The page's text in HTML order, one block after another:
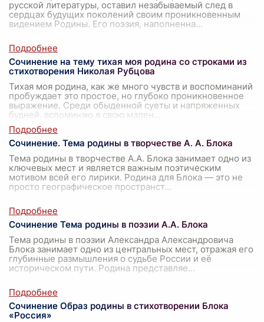
русской литературы, оставил незабываемый след в
сердцах будущих поколений своим проникновенным
видением Родины. Его поэзия, наполненна...
Сочинение на тему тихая моя родина со строками из
стихотворения Николая Рубцова
Тихая моя родина, как же много чувств и воспоминаний
пробуждает это простое, но глубоко проникновенное
выражение. Среди обыденной суеты и напряженных
будней, вспоминаю я свою мален
Сочинение. Тема родины в творчестве А. А. Блока
Тема родины в творчестве А.А. Блока занимает одно из
ключевых мест и является важным поэтическим
мотивом всей его лирики. Родина для Блока — это не
просто географическое пространст...
Сочинение Тема родины в поэзии А.А. Блока
Тема родины в поэзии Александра Александровича
Блока занимает одно из центральных мест, отражая его
глубинные размышления о судьбе России и её
историческом пути. Родина представляе...
Сочинение Образ родины в стихотворении Блока
«Россия»